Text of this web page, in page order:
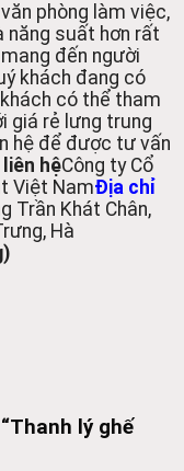
phòng làm việc,
năng suất hơn rất
đến người
khách đang có
có thể tham
giá rẻ lưng trung
hệ để được tư vấn
hệCông ty Cổ
Việt NamĐịa chỉ
Trần Khát Chân,
Hà
lý ghế